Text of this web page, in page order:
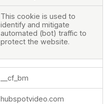
This cookie is used to
identify and mitigate
automated (bot) traffic to
protect the website.
__cf_bm
hubspotvideo.com